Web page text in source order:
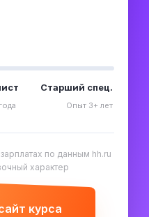
Старший спец.
Опыт 3+ лет
по данным hh.ru
характер
курса